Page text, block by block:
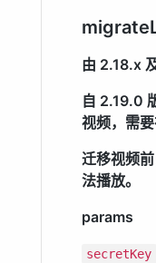
由 2.18.x
自 2.19.0
视频，需
迁移视频
法播放。
params
secretKey